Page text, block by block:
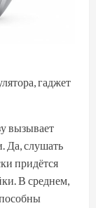
гаджет
вызывает
Да, слушать
придётся
В среднем,